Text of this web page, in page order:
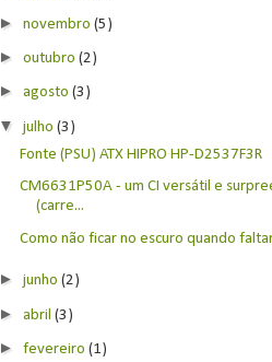
►novembro(5)
►outubro(2)
►agosto(3)
▼julho(3)
Fonte (PSU) ATX HIPRO HP-D2537F3R
CM6631P50A - um CI versátil e
(carre...
Como não ficar no escuro quando
►junho(2)
►abril(3)
►fevereiro(1)